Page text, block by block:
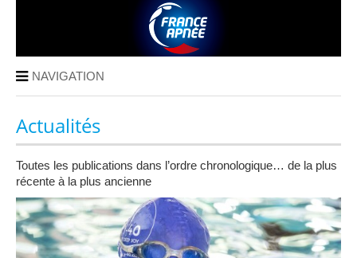
NAVIGATION
Actualités
Toutes les publications dans l’ordre chronologique… de la plus
récente à la plus ancienne